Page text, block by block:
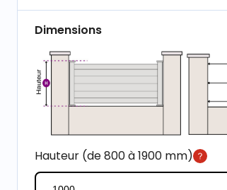
Dimensions
Hauteur (de 800 à 1900 mm)